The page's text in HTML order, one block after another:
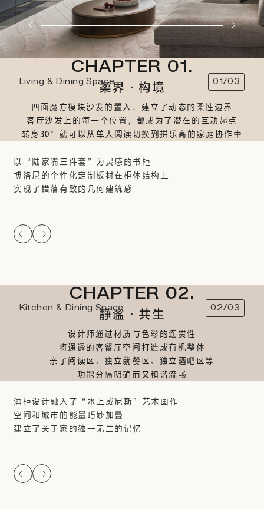
CHAPTER 01.
柔界·构境
四面魔方模块沙发的置入，建立了动态的柔性边界
客厅沙发上的每一个位置，都成为了潜在的互动起点
转身30°就可以从单人阅读切换到拼乐高的家庭协作中
Living & Dining Space 01/03
以“陆家嘴三件套”为灵感的书柜
博洛尼的个性化定制板材在柜体结构上
实现了错落有致的几何建筑感
CHAPTER 02.
静谧·共生
设计师通过材质与色彩的连贯性
将通透的客餐厅空间打造成有机整体
亲子阅读区、独立就餐区、独立酒吧区等
功能分隔明确而又和谐流畅
Kitchen & Dining Space 02/03
酒柜设计融入了“水上威尼斯”艺术画作
空间和城市的能量巧妙加叠
建立了关于家的独一无二的记忆